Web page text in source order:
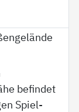
befindet
Spiel-